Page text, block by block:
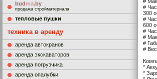
budma.by
продажа стройматериала
тепловые пушки
техника в аренду
аренда автокранов
аренда экскаваторов
аренда погрузчика
аренда опалубки
#
300
#
600
#
#
#
# Вес
*
*